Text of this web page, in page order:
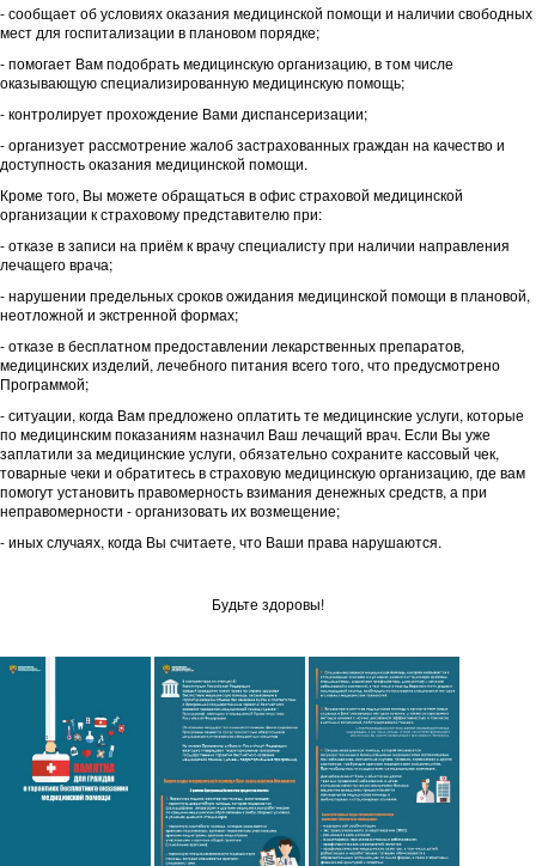
- сообщает об условиях оказания медицинской помощи и наличии свободных
мест для госпитализации в плановом порядке;
- помогает Вам подобрать медицинскую организацию, в том числе
оказывающую специализированную медицинскую помощь;
- контролирует прохождение Вами диспансеризации;
- организует рассмотрение жалоб застрахованных граждан на качество и
доступность оказания медицинской помощи.
Кроме того, Вы можете обращаться в офис страховой медицинской
организации к страховому представителю при:
- отказе в записи на приём к врачу специалисту при наличии направления
лечащего врача;
- нарушении предельных сроков ожидания медицинской помощи в плановой,
неотложной и экстренной формах;
- отказе в бесплатном предоставлении лекарственных препаратов,
медицинских изделий, лечебного питания всего того, что предусмотрено
Программой;
- ситуации, когда Вам предложено оплатить те медицинские услуги, которые
по медицинским показаниям назначил Ваш лечащий врач. Если Вы уже
заплатили за медицинские услуги, обязательно сохраните кассовый чек,
товарные чеки и обратитесь в страховую медицинскую организацию, где вам
помогут установить правомерность взимания денежных средств, а при
неправомерности - организовать их возмещение;
- иных случаях, когда Вы считаете, что Ваши права нарушаются.
Будьте здоровы!